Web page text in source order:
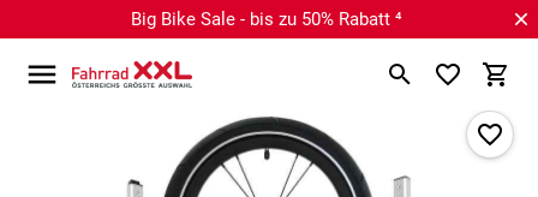
Big Bike Sale - bis zu 50% Rabatt ⁴